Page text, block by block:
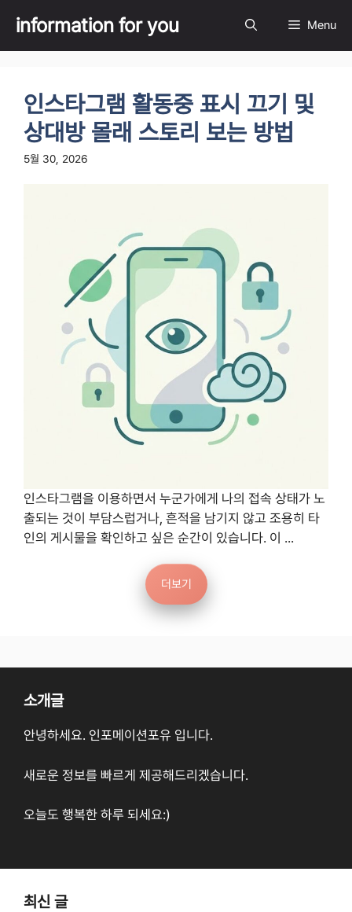
content
information for you Menu
인스타그램 활동중 표시 끄기 및
상대방 몰래 스토리 보는 방법
5월 30, 2026
인스타그램을 이용하면서 누군가에게 나의 접속 상태가 노
출되는 것이 부담스럽거나, 흔적을 남기지 않고 조용히 타
인의 게시물을 확인하고 싶은 순간이 있습니다. 이 ...
더보기
소개글
안녕하세요. 인포메이션포유 입니다.
새로운 정보를 빠르게 제공해드리겠습니다.
오늘도 행복한 하루 되세요:)
최신 글